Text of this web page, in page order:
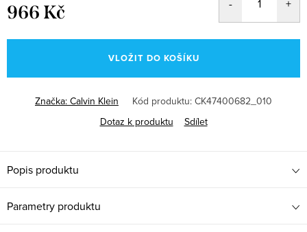
966 Kč
cena:
VLOŽIT DO KOŠÍKU
Značka: Calvin Klein Kód produktu: CK47400682_010
Dotaz k produktu
Sdílet
Popis produktu
Parametry produktu